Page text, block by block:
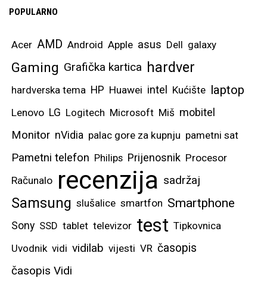
POPULARNO
Acer AMD Android Apple asus Dell galaxy
Gaming Grafička kartica hardver
hardverska tema HP Huawei intel Kućište laptop
Lenovo LG Logitech Microsoft Miš mobitel
Monitor nVidia palac gore za kupnju pametni sat
Pametni telefon Philips Prijenosnik Procesor
Računalo recenzija sadržaj
Samsung slušalice smartfon Smartphone
Sony SSD tablet televizor test Tipkovnica
Uvodnik vidi vidilab vijesti VR časopis
časopis Vidi